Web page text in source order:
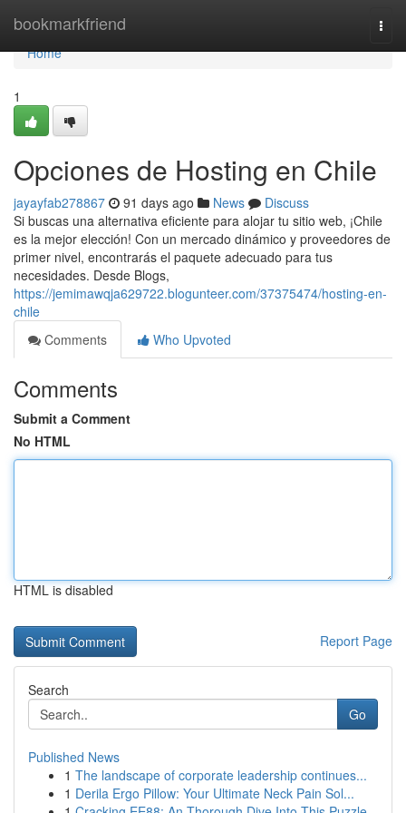
bookmarkfriend
Home
Home
1
Opciones de Hosting en Chile
jayayfab278867 91 days ago News
Discuss
Si buscas una alternativa eficiente para alojar tu sitio web, ¡Chile
es la mejor elección! Con un mercado dinámico y proveedores de
primer nivel, encontrarás el paquete adecuado para tus
necesidades. Desde Blogs,
https://jemimawqja629722.blogunteer.com/37375474/hosting-en-
chile
Comments
Who Upvoted
Comments
Submit a Comment
No HTML
HTML is disabled
Report Page
Search
Go
Published News
1 The landscape of corporate leadership continues...
1 Derila Ergo Pillow: Your Ultimate Neck Pain Sol...